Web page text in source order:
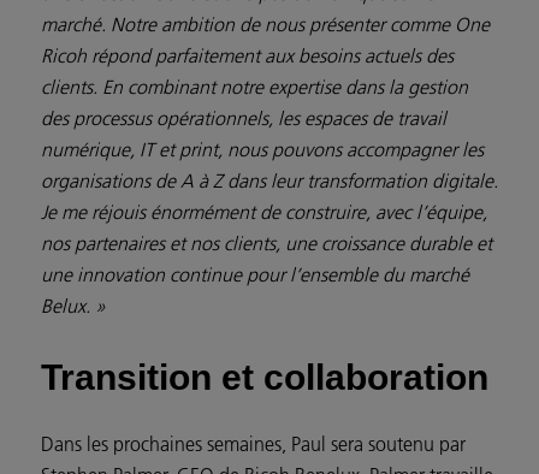
marché. Notre ambition de nous présenter comme One
Ricoh répond parfaitement aux besoins actuels des
clients. En combinant notre expertise dans la gestion
des processus opérationnels, les espaces de travail
numérique, IT et print, nous pouvons accompagner les
organisations de A à Z dans leur transformation digitale.
Je me réjouis énormément de construire, avec l’équipe,
nos partenaires et nos clients, une croissance durable et
une innovation continue pour l’ensemble du marché
Belux. »
Transition et collaboration
Dans les prochaines semaines, Paul sera soutenu par